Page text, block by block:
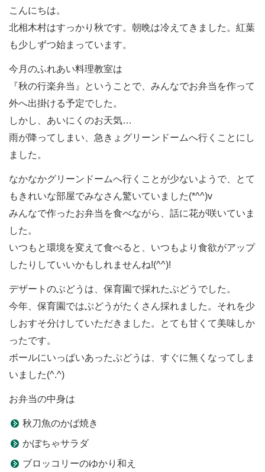
こんにちは。
北相木村はすっかり秋です。朝晩は冷えてきました。紅葉
も少しずつ始まっています。
今月のふれあい料理教室は
『秋の行楽弁当』ということで、みんなでお弁当を作って
外へ出掛ける予定でした。
しかし、あいにくのお天気…
雨が降ってしまい、急きょグリーンドームへ行くことにし
ました。
なかなかグリーンドームへ行くことが少ないようで、とて
もきれいな部屋でみなさん驚いていました(*^^)v
みんなで作ったお弁当を食べながら、話に花が咲いていま
した。
いつもと環境を変えて食べると、いつもより食欲がアップ
したりしていいかもしれませんね!(^^)!
デザートのぶどうは、保育園で採れたぶどうでした。
今年、保育園ではぶどうがたくさん採れました。それを少
しおすそ分けしていただきました。とても甘くて美味しか
ったです。
ボールにいっぱいあったぶどうは、すぐに無くなってしま
いました(^.^)
お弁当の中身は
秋刀魚のかば焼き
かぼちゃサラダ
ブロッコリーのゆかり和え